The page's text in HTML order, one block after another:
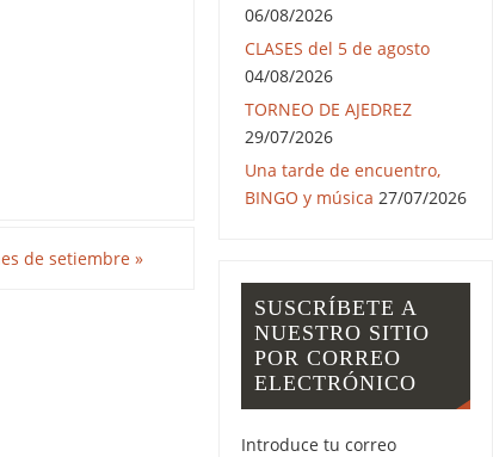
de setiembre »
06/08/2026
CLASES del 5 de agosto
04/08/2026
TORNEO DE AJEDREZ
29/07/2026
Una tarde de encuentro,
BINGO y música 27/07/2026
SUSCRÍBETE A
NUESTRO SITIO
POR CORREO
ELECTRÓNICO
Introduce tu correo